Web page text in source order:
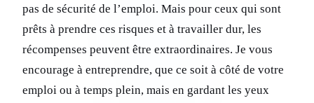
pas de sécurité de l’emploi. Mais pour ceux qui sont
prêts à prendre ces risques et à travailler dur, les
récompenses peuvent être extraordinaires. Je vous
encourage à entreprendre, que ce soit à côté de votre
emploi ou à temps plein, mais en gardant les yeux